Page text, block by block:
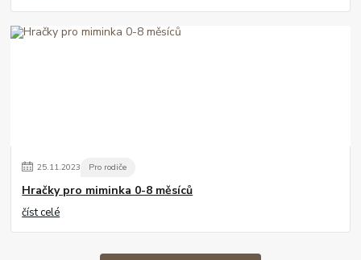
25.11.2023 Pro rodiče
Hračky pro miminka 0-8 měsíců
číst celé